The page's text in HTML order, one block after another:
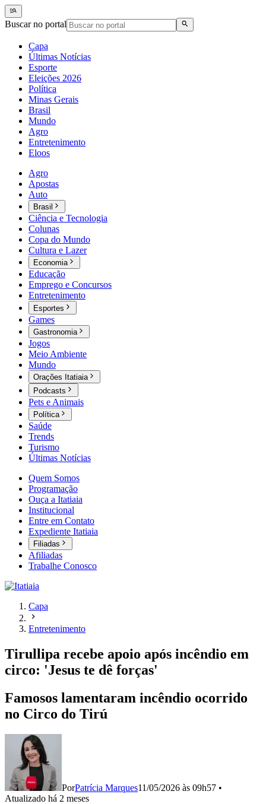
Buscar no portal
Capa
Últimas Notícias
Esporte
Eleições 2026
Política
Minas Gerais
Brasil
Mundo
Agro
Entretenimento
Eloos
Agro
Apostas
Auto
Brasil
Ciência e Tecnologia
Colunas
Copa do Mundo
Cultura e Lazer
Economia
Educação
Emprego e Concursos
Entretenimento
Esportes
Games
Gastronomia
Jogos
Meio Ambiente
Mundo
Orações Itatiaia
Podcasts
Pets e Animais
Política
Saúde
Trends
Turismo
Últimas Notícias
Quem Somos
Programação
Ouça a Itatiaia
Institucional
Entre em Contato
Expediente Itatiaia
Filiadas
Afiliadas
Trabalhe Conosco
Capa
Entretenimento
Tirullipa recebe apoio após incêndio em
circo: 'Jesus te dê forças'
Famosos lamentaram incêndio ocorrido
no Circo do Tirú
PorPatrícia Marques11/05/2026 às 09h57 •
Atualizado há 2 meses